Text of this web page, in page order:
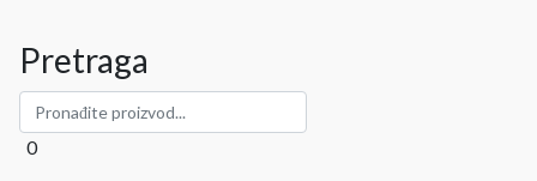
Pretraga
0